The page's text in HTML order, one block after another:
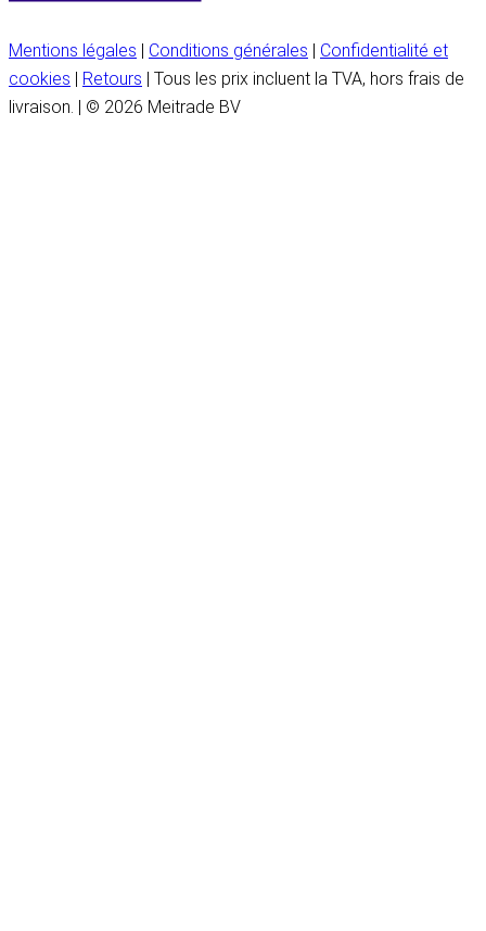
Mentions légales | Conditions générales | Confidentialité et
cookies | Retours | Tous les prix incluent la TVA, hors frais de
livraison. | © 2026 Meitrade BV